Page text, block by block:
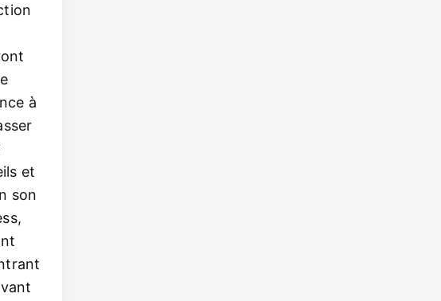
à
et
son